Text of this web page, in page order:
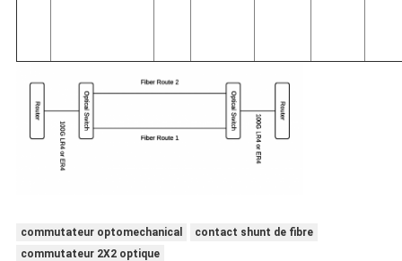
commutateur optomechanical
contact shunt de fibre
commutateur 2X2 optique